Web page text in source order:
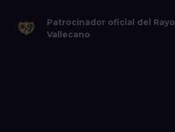
Patrocinador oficial del Rayo
Vallecano